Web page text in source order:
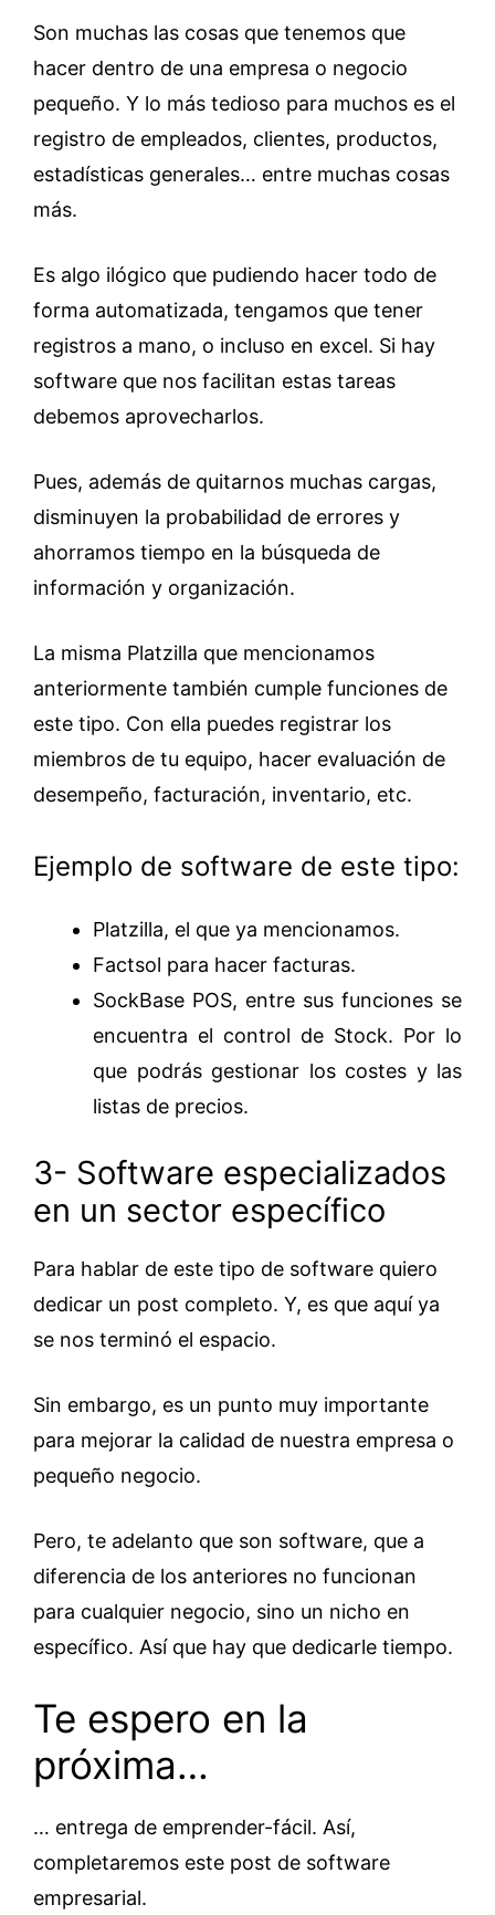
Son muchas las cosas que tenemos que
hacer dentro de una empresa o negocio
pequeño. Y lo más tedioso para muchos es el
registro de empleados, clientes, productos,
estadísticas generales… entre muchas cosas
más.
Es algo ilógico que pudiendo hacer todo de
forma automatizada, tengamos que tener
registros a mano, o incluso en excel. Si hay
software que nos facilitan estas tareas
debemos aprovecharlos.
Pues, además de quitarnos muchas cargas,
disminuyen la probabilidad de errores y
ahorramos tiempo en la búsqueda de
información y organización.
La misma Platzilla que mencionamos
anteriormente también cumple funciones de
este tipo. Con ella puedes registrar los
miembros de tu equipo, hacer evaluación de
desempeño, facturación, inventario, etc.
Ejemplo de software de este tipo:
Platzilla, el que ya mencionamos.
Factsol para hacer facturas.
SockBase POS, entre sus funciones se
encuentra el control de Stock. Por lo
que podrás gestionar los costes y las
listas de precios.
3- Software especializados
en un sector específico
Para hablar de este tipo de software quiero
dedicar un post completo. Y, es que aquí ya
se nos terminó el espacio.
Sin embargo, es un punto muy importante
para mejorar la calidad de nuestra empresa o
pequeño negocio.
Pero, te adelanto que son software, que a
diferencia de los anteriores no funcionan
para cualquier negocio, sino un nicho en
específico. Así que hay que dedicarle tiempo.
Te espero en la
próxima…
… entrega de emprender-fácil. Así,
completaremos este post de software
empresarial.